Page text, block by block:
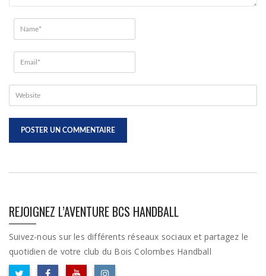
REJOIGNEZ L’AVENTURE BCS HANDBALL
Suivez-nous sur les différents réseaux sociaux et partagez le
quotidien de votre club du Bois Colombes Handball